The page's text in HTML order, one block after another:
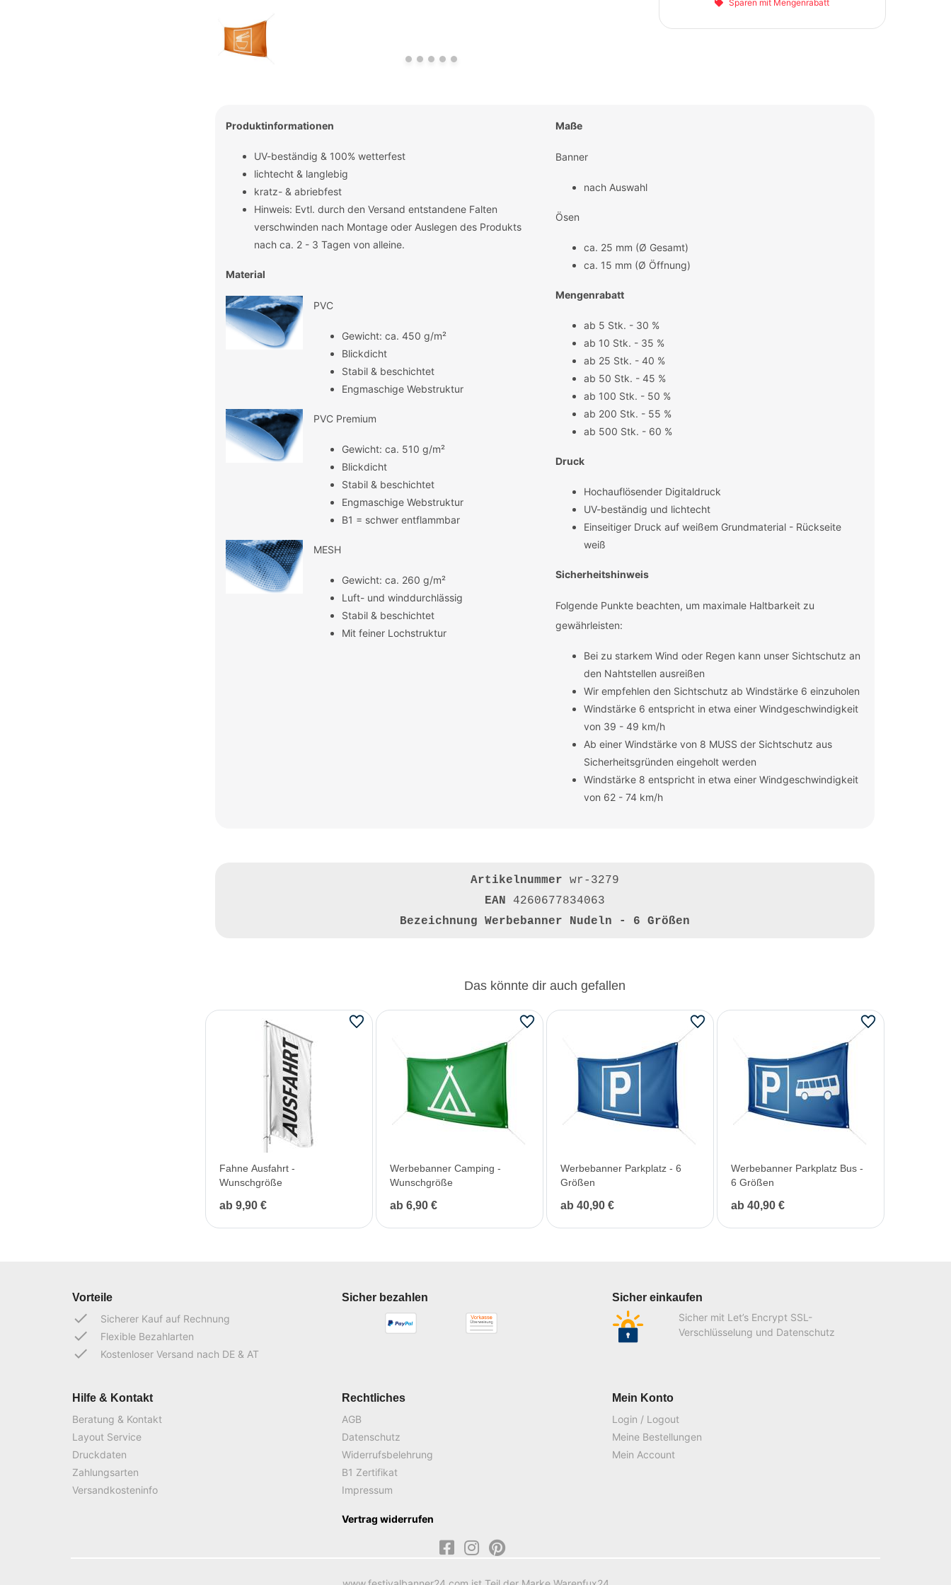
Sparen mit Mengenrabatt
Produktinformationen
UV-beständig & 100% wetterfest
lichtecht & langlebig
kratz- & abriebfest
Hinweis: Evtl. durch den Versand entstandene Falten
verschwinden nach Montage oder Auslegen des Produkts
nach ca. 2 - 3 Tagen von alleine.
Material
PVC
Gewicht: ca. 450 g/m²
Blickdicht
Stabil & beschichtet
Engmaschige Webstruktur
PVC Premium
Gewicht: ca. 510 g/m²
Blickdicht
Stabil & beschichtet
Engmaschige Webstruktur
B1 = schwer entflammbar
MESH
Gewicht: ca. 260 g/m²
Luft- und winddurchlässig
Stabil & beschichtet
Mit feiner Lochstruktur
Maße
Banner
nach Auswahl
Ösen
ca. 25 mm (Ø Gesamt)
ca. 15 mm (Ø Öffnung)
Mengenrabatt
ab 5 Stk. - 30 %
ab 10 Stk. - 35 %
ab 25 Stk. - 40 %
ab 50 Stk. - 45 %
ab 100 Stk. - 50 %
ab 200 Stk. - 55 %
ab 500 Stk. - 60 %
Druck
Hochauflösender Digitaldruck
UV-beständig und lichtecht
Einseitiger Druck auf weißem Grundmaterial - Rückseite
weiß
Sicherheitshinweis
Folgende Punkte beachten, um maximale Haltbarkeit zu
gewährleisten:
Bei zu starkem Wind oder Regen kann unser Sichtschutz an
den Nahtstellen ausreißen
Wir empfehlen den Sichtschutz ab Windstärke 6 einzuholen
Windstärke 6 entspricht in etwa einer Windgeschwindigkeit
von 39 - 49 km/h
Ab einer Windstärke von 8 MUSS der Sichtschutz aus
Sicherheitsgründen eingeholt werden
Windstärke 8 entspricht in etwa einer Windgeschwindigkeit
von 62 - 74 km/h
Artikelnummer wr-3279
EAN 4260677834063
Bezeichnung Werbebanner Nudeln - 6 Größen
Das könnte dir auch gefallen
Fahne Ausfahrt -
Wunschgröße
ab 9,90 €
Werbebanner Camping -
Wunschgröße
ab 6,90 €
Werbebanner Parkplatz - 6
Größen
ab 40,90 €
Werbebanner Parkplatz Bus -
6 Größen
ab 40,90 €
Vorteile
done Sicherer Kauf auf Rechnung
done Flexible Bezahlarten
done Kostenloser Versand nach DE & AT
Sicher bezahlen
Sicher einkaufen
Sicher mit Let’s Encrypt SSL-
Verschlüsselung und Datenschutz
Hilfe & Kontakt
Beratung & Kontakt
Layout Service
Druckdaten
Zahlungsarten
Versandkosteninfo
Rechtliches
AGB
Datenschutz
Widerrufsbelehrung
B1 Zertifikat
Impressum
Vertrag widerrufen
Mein Konto
Login / Logout
Meine Bestellungen
Mein Account